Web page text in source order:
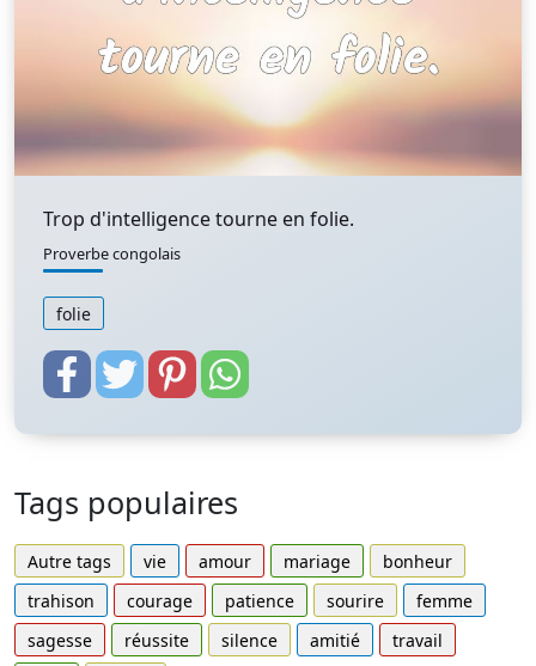
Trop d'intelligence tourne en folie.
Proverbe congolais
folie
Tags populaires
Autre tags vie amour mariage
bonheur
trahison
courage patience sourire
femme
sagesse
réussite silence amitié
travail